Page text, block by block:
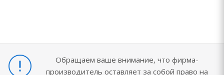
Обращаем ваше внимание, что фирма-
производитель оставляет за собой право на